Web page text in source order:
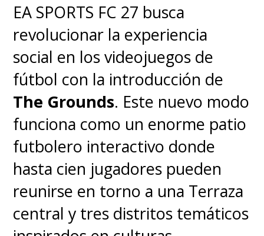
EA SPORTS FC 27 busca
revolucionar la experiencia
social en los videojuegos de
fútbol con la introducción de
The Grounds. Este nuevo modo
funciona como un enorme patio
futbolero interactivo donde
hasta cien jugadores pueden
reunirse en torno a una Terraza
central y tres distritos temáticos